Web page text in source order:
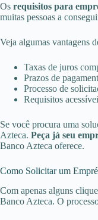
Os requisitos para
muitas pessoas a
Veja algumas vantagens
Taxas de juros
Prazos de
Processo de
Requisitos
Se você procura uma
Azteca. Peça já seu
Banco Azteca oferece.
Como Solicitar um
Com apenas alguns
Banco Azteca. O